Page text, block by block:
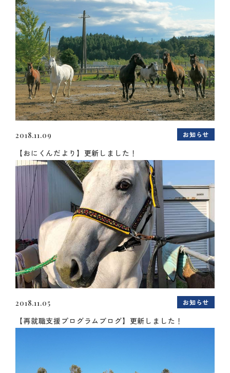
2018.11.09 お知らせ
【おにくんだより】更新しました！
2018.11.05 お知らせ
【再就職支援プログラムブログ】更新しました！